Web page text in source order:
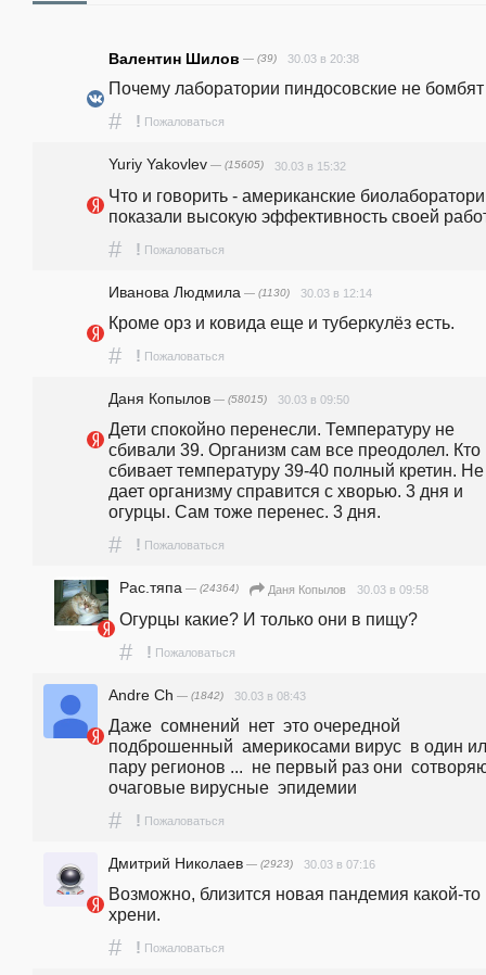
Валентин Шилов — (39) 30.03 в 20:38
Почему лаборатории пиндосовские не
# ! Пожаловаться
Yuriy Yakovlev — (15605) 30.03 в 15:32
Что и говорить - американские
показали высокую эффективность своей
# ! Пожаловаться
Иванова Людмила — (1130) 30.03 в 12:14
Кроме орз и ковида еще и туберкулёз есть.
# ! Пожаловаться
Даня Копылов — (58015) 30.03 в 09:50
Дети спокойно перенесли. Температуру не
сбивали 39. Организм сам все преодолел. Кто
сбивает температуру 39-40 полный кретин. Не
дает организму справится с хворью. 3 дня и
огурцы. Сам тоже перенес. 3 дня.
# ! Пожаловаться
Рас.тяпа — (24364) Даня Копылов 30.03 в 09:58
Огурцы какие? И только они в пищу?
# ! Пожаловаться
Andre Ch — (1842) 30.03 в 08:43
Даже  сомнений  нет  это очередной
подброшенный  америкосами вирус  в один
пару регионов ...  не первый раз они
очаговые вирусные  эпидемии
# ! Пожаловаться
Дмитрий Николаев — (2923) 30.03 в 07:16
Возможно, близится новая пандемия какой-то
хрени.
# ! Пожаловаться